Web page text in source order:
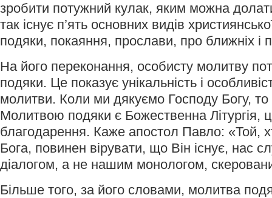
зробити потужний кулак, яким можна
так існує п’ять основних видів
подяки, покаяння, прослави, про ближніх і
На його переконання, особисту молитву
подяки. Це показує унікальність і
молитви. Коли ми дякуємо Господу Богу, то
Молитвою подяки є Божественна Літургія,
благодарення. Каже апостол Павло: «Той,
Бога, повинен вірувати, що Він існує, нас
діалогом, а не нашим монологом,
Більше того, за його словами, молитва